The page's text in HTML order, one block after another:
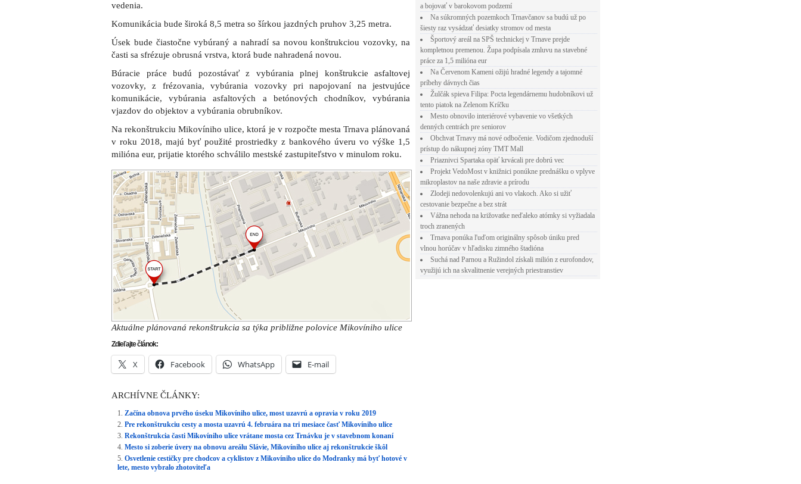
Zdieľajte článok:
X Facebook WhatsApp E-mail
ARCHÍVNE ČLÁNKY:
Začína obnova prvého úseku Mikovíniho ulice, most uzavrú a opravia v roku 2019
Pre rekonštrukciu cesty a mosta uzavrú 4. februára na tri mesiace časť Mikovíniho ulice
Rekonštrukcia časti Mikovíniho ulice vrátane mosta cez Trnávku je v stavebnom konaní
Mesto si zoberie úvery na obnovu areálu Slávie, Mikovíniho ulice aj rekonštrukcie škôl
Osvetlenie cestičky pre chodcov a cyklistov z Mikovíniho ulice do Modranky má byť hotové v
lete, mesto vybralo zhotoviteľa
Ulož ako PDF
Napísal PATRIK POKORNÝ
Ďalšie správy
RSS 2.0. Both comments and pings are currently closed.
a bojovať v barokovom podzemí
Na súkromných pozemkoch Trnavčanov sa budú už po
šiesty raz vysádzať desiatky stromov od mesta
Športový areál na SPŠ technickej v Trnave prejde
kompletnou premenou. Župa podpísala zmluvu na stavebné
práce za 1,5 milióna eur
Na Červenom Kameni ožijú hradné legendy a tajomné
príbehy dávnych čias
Žulčák spieva Filipa: Pocta legendárnemu hudobníkovi už
tento piatok na Zelenom Kríčku
Mesto obnovilo interiérové vybavenie vo všetkých
denných centrách pre seniorov
Obchvat Trnavy má nové odbočenie. Vodičom zjednoduší
prístup do nákupnej zóny TMT Mall
Priaznivci Spartaka opäť krvácali pre dobrú vec
Projekt VedoMost v knižnici ponúkne prednášku o vplyve
mikroplastov na naše zdravie a prírodu
Zlodeji nedovolenkujú ani vo vlakoch. Ako si užiť
cestovanie bezpečne a bez strát
Vážna nehoda na križovatke neďaleko atómky si vyžiadala
troch zranených
Trnava ponúka ľuďom originálny spôsob úniku pred
vlnou horúčav v hľadisku zimného štadióna
Suchá nad Parnou a Ružindol získali milión z eurofondov,
využijú ich na skvalitnenie verejných priestranstiev